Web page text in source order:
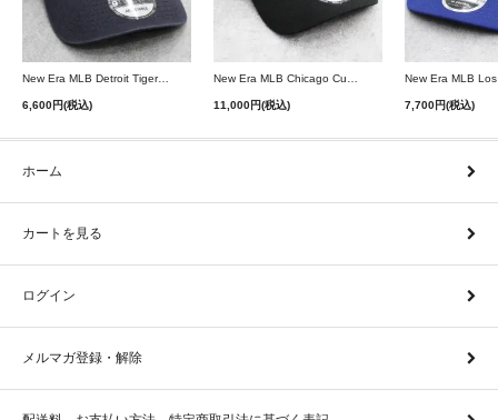
New Era MLB Detroit Tigers Postseason 9Twenty Strapback Cap - Navy
6,600円(税込) 11,000円(税込) 7,700円(税込)
ホーム
カートを見る
ログイン
メルマガ登録・解除